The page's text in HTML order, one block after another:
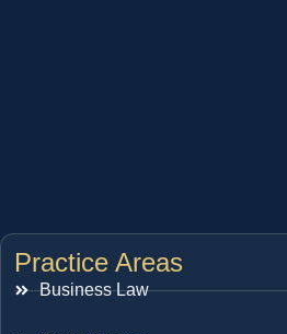
Practice Areas
Business Law